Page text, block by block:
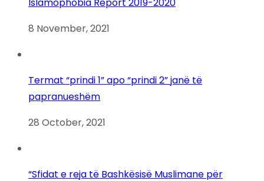
8 November, 2021
Termat “prindi 1” apo “prindi 2” janë të
papranueshëm
28 October, 2021
“Sfidat e reja të Bashkësisë Muslimane për